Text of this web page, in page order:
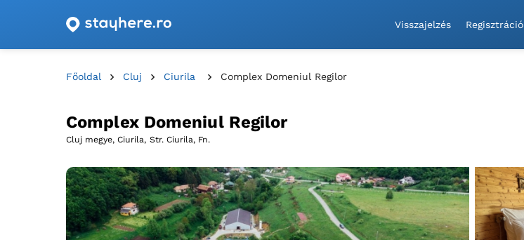
Visszajelzés
Regisztráció
Főoldal Cluj Ciurila Complex Domeniul Regilor
Complex Domeniul Regilor
Cluj megye, Ciurila, Str. Ciurila, Fn.